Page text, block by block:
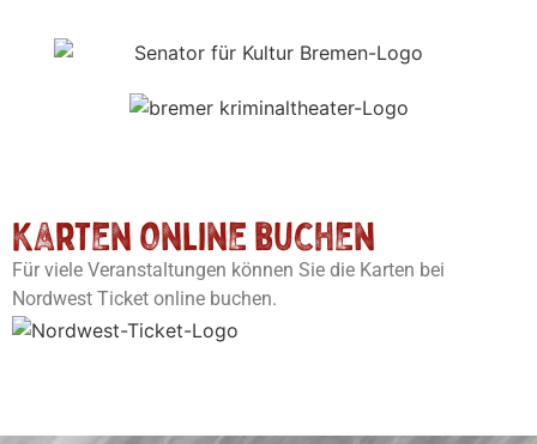
Karten online buchen
Für viele Veranstaltungen können Sie die Karten bei
Nordwest Ticket online buchen.